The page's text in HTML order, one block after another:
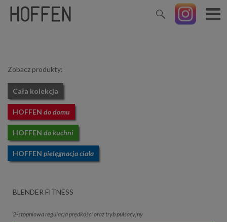
Zobacz produkty:
Cała kolekcja
HOFFEN do domu
HOFFEN do kuchni
HOFFEN pielęgnacja ciała
BLENDER FITNESS
2-stopniowa regulacja prędkości oraz tryb pulsacyjny